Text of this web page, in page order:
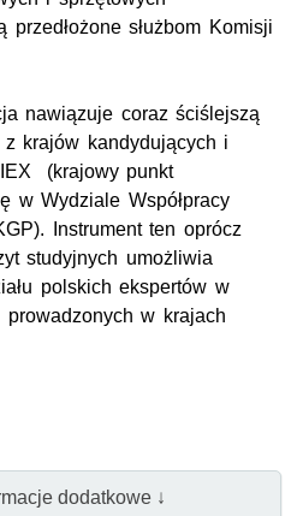
przedłożone służbom Komisji
nawiązuje coraz ściślejszą
z krajów kandydujących i
(krajowy punkt
w Wydziale Współpracy
Instrument ten oprócz
studyjnych umożliwia
polskich ekspertów w
w krajach
dodatkowe ↓